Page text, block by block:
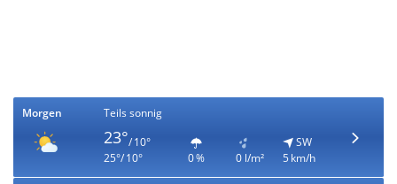
Morgen Teils sonnig
23°/ 10°
25°/ 10°
0 % 0 l/m²
SW
5 km/h